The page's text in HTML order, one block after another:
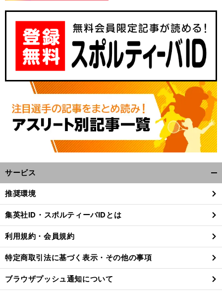
】
私 」
へ
サービス
閉
る
推奨環境
集英社ID・スポルティーバIDとは
利用規約・会員規約
特定商取引法に基づく表示・その他の事項
ブラウザプッシュ通知について